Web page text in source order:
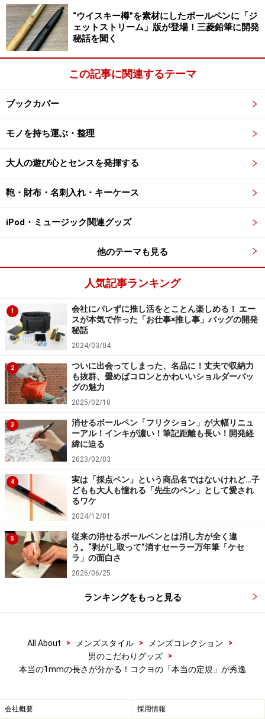
でも、正確な1mmの長さを知ることができます。もちろ
ん、人間の手で測る以上、誤差は出ますし、正しい1mm
が測れることに、それほどの意味はありません。でも、
使ってみると分かるのですが、この目盛、とても見やす
「正確な1mm」が分かることの実用性
実際に測ると、こんな風に感覚的に長さが把握できるのが面
白い。
さらに、下側には0.5mm単位で測れる目盛も付いていま
す。この目盛を見ると分かりやすいと思うのですが、
0.5mmという長さが、とても把握しやすいのです。とて
さとして認識できます。そこが、線ではなく面で表現さ
れた目盛の見やすさだと思うのです。よりアナログ的と
いってもいいかも知れません。
実際、1mmの幅がハッキリ分かることで、10.55cmより
もう少し10.56cm寄りだけど、半分まではいかない、と
いうような長さの捉え方がしやすいのです。
そういう意味では、道具としても面白いのですが、やは
り、「正確な長さが表現されている定規」というインパ
クトと1100円（税込）という買いやすい価格、ギフトに
も使えるパッケージングの上手さなど、雑貨的な楽しさ
もあって、コクヨの予想以上の大人気商品になっていま
す。
とても品薄なので、店頭などで見つけたら即買いをオス
スメします。もっとも、限定商品ではないので、待てば
購入できます。足下を見た価格で慌てて買う必要はあり
※記事内容は執筆時点のものです。最新の内容をご確認くださ
“ウイスキー樽”を素材にしたボールペンに「ジ
ェットストリーム」版が登場！三菱鉛筆に開発
秘話を聞く
この記事に関連するテーマ
ブックカバー
モノを持ち運ぶ・整理
大人の遊び心とセンスを発揮する
鞄・財布・名刺入れ・キーケース
iPod・ミュージック関連グッズ
他のテーマも見る
人気記事ランキング
1
会社にバレずに推し活をとことん楽しめる！ エー
スが本気で作った「お仕事×推し事」バッグの開発
秘話
2024/03/04
2
ついに出会ってしまった、名品に！丈夫で収納力
も抜群、畳めばコロンとかわいいショルダーバッ
グの魅力
2025/02/10
3
消せるボールペン「フリクション」が大幅リニュ
ーアル！インキが濃い！筆記距離も長い！開発経
緯に迫る
2023/02/03
4
実は「採点ペン」という商品名ではないけれど…子
どもも大人も憧れる「先生のペン」として愛され
るワケ
2024/12/01
5
従来の消せるボールペンとは消し方が全く違
う。“剥がし取って”消すセーラー万年筆「ケセ
ラ」の面白さ
2026/06/25
ランキングをもっと見る
All About > メンズスタイル > メンズコレクション
>
男のこだわりグッズ
>
本当の1mmの長さが分かる！コクヨの「本当の定規」が秀逸
会社概要 採用情報